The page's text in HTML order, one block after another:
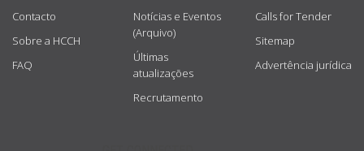
Contacto
Sobre a HCCH
FAQ
Notícias e Eventos
(Arquivo)
Últimas
atualizações
Recrutamento
Calls for Tender
Sitemap
Advertência jurídica